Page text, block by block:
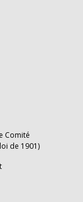
Comité
de 1901)